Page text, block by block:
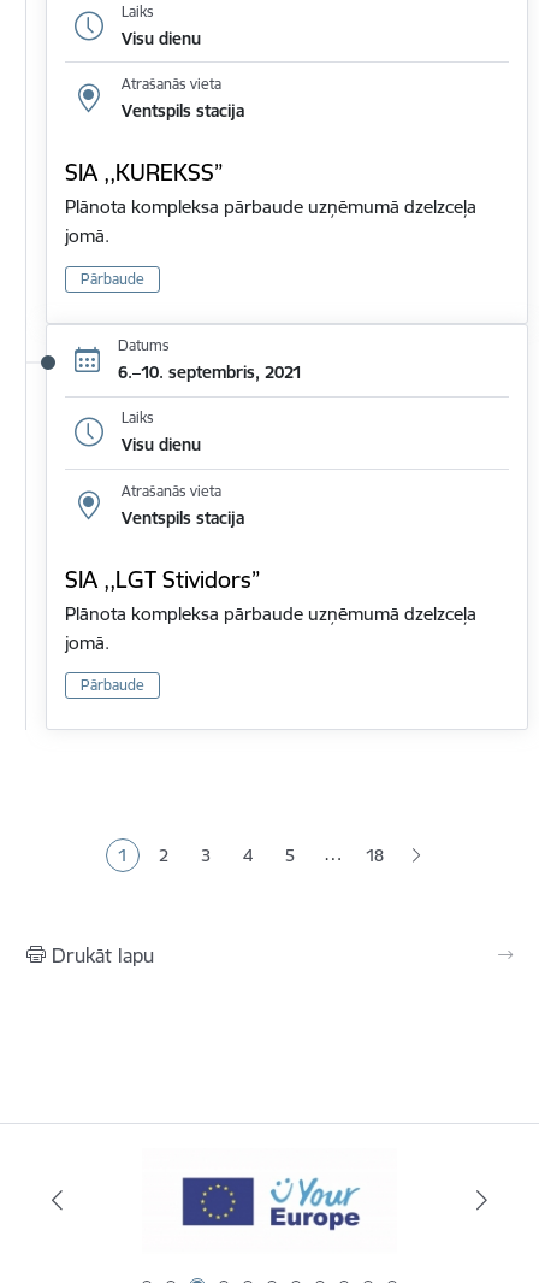
Laiks
Visu dienu
Atrašanās vieta
Ventspils stacija
SIA ,,KUREKSS”
Plānota kompleksa pārbaude uzņēmumā dzelzceļa
jomā.
Pārbaude
Datums
6.–10. septembris, 2021
Laiks
Visu dienu
Atrašanās vieta
Ventspils stacija
SIA ,,LGT Stividors”
Plānota kompleksa pārbaude uzņēmumā dzelzceļa
jomā.
Pārbaude
Pašreizējā lapa
1 Lapa
2 Lapa
3 Lapa
4 Lapa
5 … 18
Drukāt lapu